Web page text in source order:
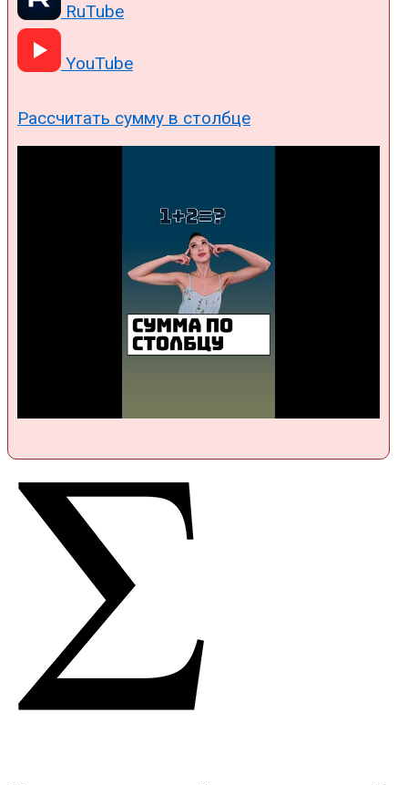
RuTube
YouTube
Рассчитать сумму в столбце